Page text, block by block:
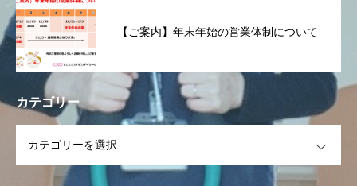
【ご案内】年末年始の営業体制について
カテゴリー